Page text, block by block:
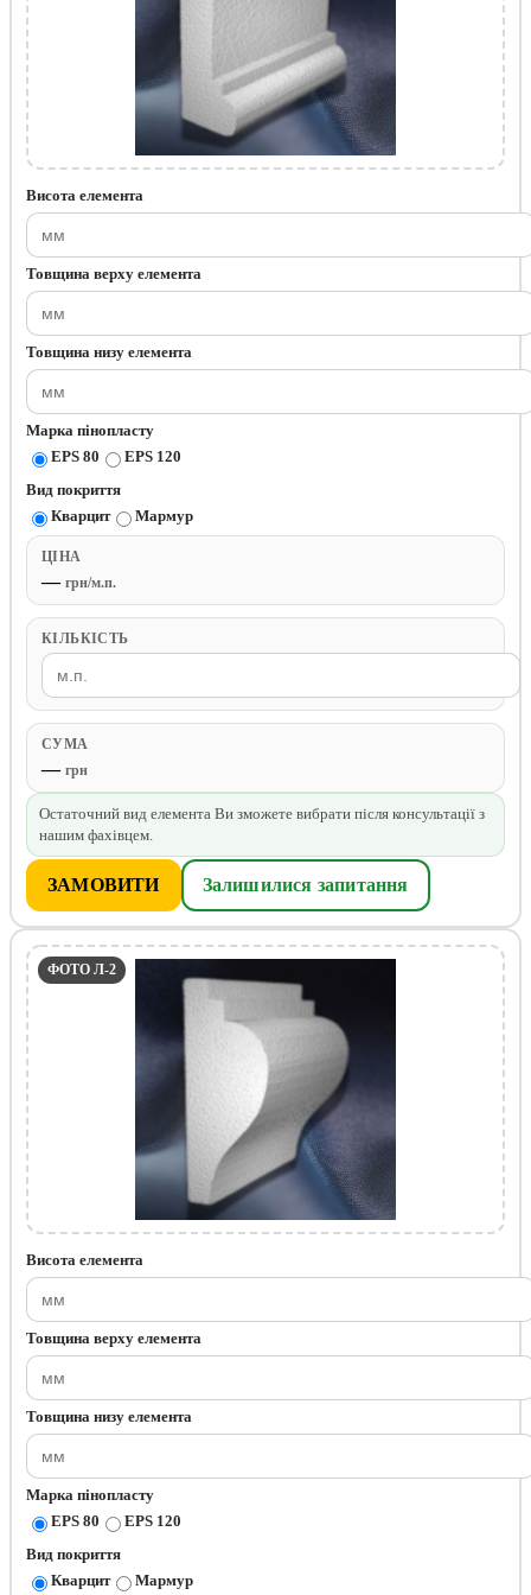
Висота елемента
Товщина верху елемента
Товщина низу елемента
Марка пінопласту
EPS 80
EPS 120
Вид покриття
Кварцит
Мармур
ЦІНА
— грн/м.п.
КІЛЬКІСТЬ
СУМА
— грн
Остаточний вид елемента Ви зможете вибрати після консультації з
нашим фахівцем.
ЗАМОВИТИ Залишилися запитання
ФОТО Л-2
Висота елемента
Товщина верху елемента
Товщина низу елемента
Марка пінопласту
EPS 80
EPS 120
Вид покриття
Кварцит
Мармур